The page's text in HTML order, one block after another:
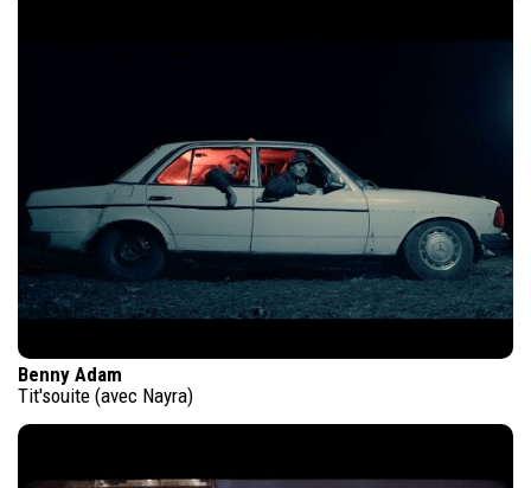
Benny Adam
Tit'souite (avec Nayra)